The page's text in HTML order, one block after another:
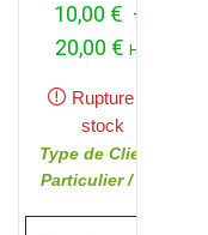
10,00 € –
20,00 € HT
Rupture de
stock
Type de Client :
Particulier /